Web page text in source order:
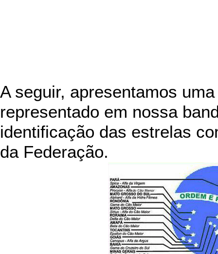
A seguir, apresentamos
representado em nossa
identificação das estrelas
da Federação.